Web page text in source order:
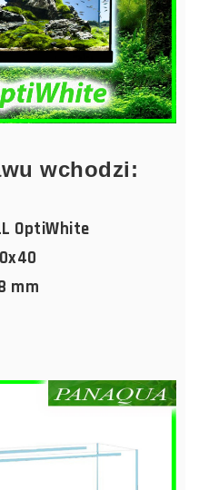
wchodzi:
OptiWhite
mm